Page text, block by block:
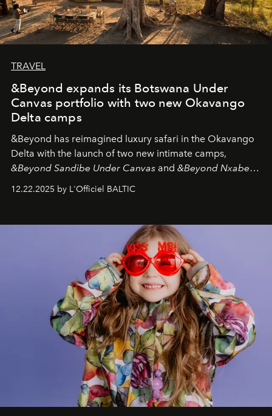
TRAVEL
&Beyond expands its Botswana Under
Canvas portfolio with two new Okavango
Delta camps
&Beyond has reimagined luxury safari in the Okavango
Delta with the launch of two new intimate camps,
&Beyond Sandibe Under Canvas and &Beyond Nxabega
&Beyond Chobe Under Canvas
iconic wild places, a journey offering a rare combination
of adventure, intimacy, and sustainability.
is not a lodge — it’s the wild, felt, heard,
and breathed — an experience where comfort and
wilderness merge so completely that you become part
12.22.2025 by L'Officiel BALTIC